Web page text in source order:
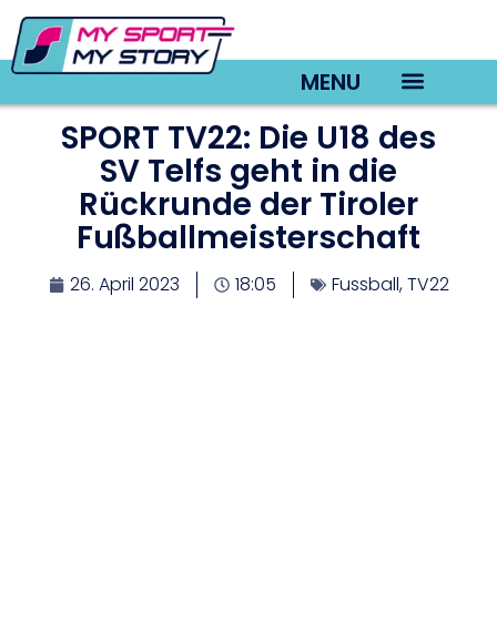
MENU
SPORT TV22: Die U18 des
SV Telfs geht in die
Rückrunde der Tiroler
Fußballmeisterschaft
26. April 2023 18:05 Fussball,TV22